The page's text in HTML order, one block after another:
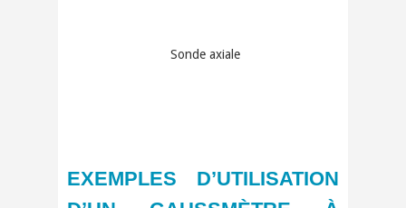
Sonde axiale
EXEMPLES D’UTILISATION